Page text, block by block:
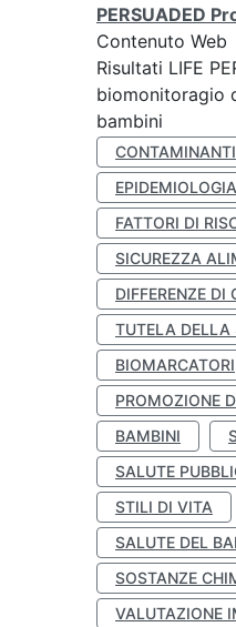
PERSUADED
Contenuto Web
Risultati LIFE
biomonitoragio
bambini
EPIDEMIOLOGIA
FATTORI DI
SICUREZZA
DIFFERENZE DI
TUTELA DELLA
BIOMARCATORI
PROMOZIONE
BAMBINI
SALUTE
STILI DI VITA
SALUTE DEL
SOSTANZE
VALUTAZIONE